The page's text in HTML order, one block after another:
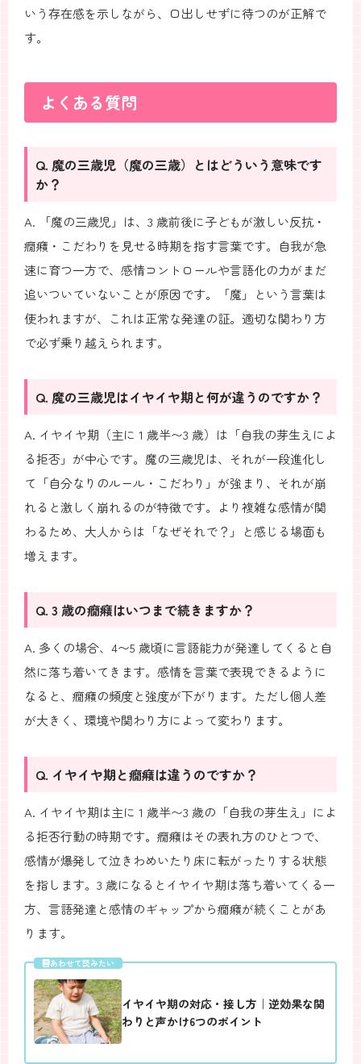
いう存在感を示しながら、口出しせずに待つのが正解で
す。
よくある質問
Q. 魔の三歳児（魔の三歳）とはどういう意味です
か？
A. 「魔の三歳児」は、3 歳前後に子どもが激しい反抗・
癇癪・こだわりを見せる時期を指す言葉です。自我が急
速に育つ一方で、感情コントロールや言語化の力がまだ
追いついていないことが原因です。「魔」という言葉は
使われますが、これは正常な発達の証。適切な関わり方
で必ず乗り越えられます。
Q. 魔の三歳児はイヤイヤ期と何が違うのですか？
A. イヤイヤ期（主に 1 歳半〜3 歳）は「自我の芽生えによ
る拒否」が中心です。魔の三歳児は、それが一段進化し
て「自分なりのルール・こだわり」が強まり、それが崩
れると激しく崩れるのが特徴です。より複雑な感情が関
わるため、大人からは「なぜそれで？」と感じる場面も
増えます。
Q. 3 歳の癇癪はいつまで続きますか？
A. 多くの場合、4〜5 歳頃に言語能力が発達してくると自
然に落ち着いてきます。感情を言葉で表現できるように
なると、癇癪の頻度と強度が下がります。ただし個人差
が大きく、環境や関わり方によって変わります。
Q. イヤイヤ期と癇癪は違うのですか？
A. イヤイヤ期は主に 1 歳半〜3 歳の「自我の芽生え」によ
る拒否行動の時期です。癇癪はその表れ方のひとつで、
感情が爆発して泣きわめいたり床に転がったりする状態
を指します。3 歳になるとイヤイヤ期は落ち着いてくる一
方、言語発達と感情のギャップから癇癪が続くことがあ
ります。
あわせて読みたい
イヤイヤ期の対応・接し方｜逆効果な関
わりと声かけ6つのポイント